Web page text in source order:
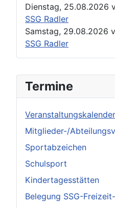
Termine
Veranstaltungskalender
Mitglieder-/
Sportabzeichen
Schulsport
Kindertagesstätten
Belegung SSG-
Dienstag, 25.08.2026
SSG Radler
Samstag, 29.08.2026
SSG Radler